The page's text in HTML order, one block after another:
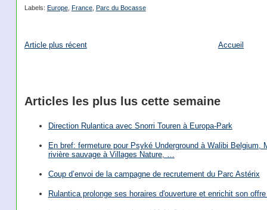
Labels: Europe, France, Parc du Bocasse
Article plus récent Accueil
Articles les plus lus cette semaine
Direction Rulantica avec Snorri Touren à Europa-Park
En bref: fermeture pour Psyké Underground à Walibi
rivière sauvage à Villages Nature, …
Coup d’envoi de la campagne de recrutement du Parc Astérix
Rulantica prolonge ses horaires d'ouverture et enrichit son